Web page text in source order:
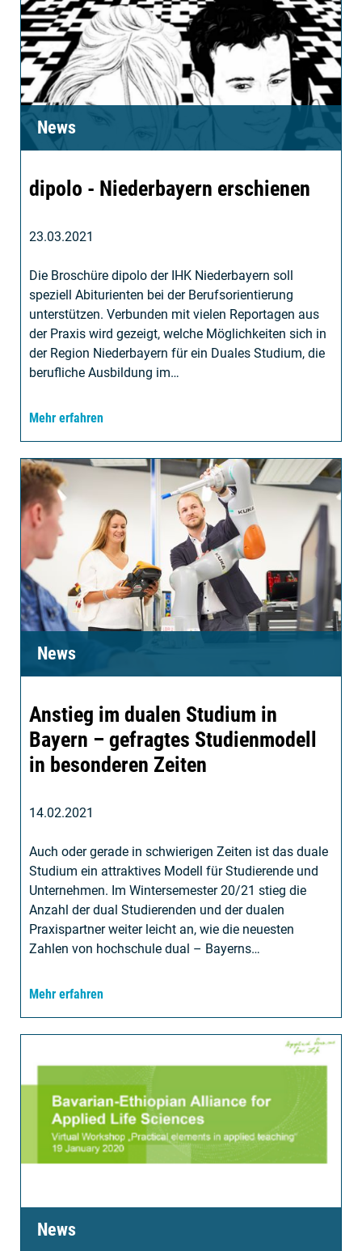
News
dipolo - Niederbayern erschienen
23.03.2021
Die Broschüre dipolo der IHK Niederbayern soll
speziell Abiturienten bei der Berufsorientierung
unterstützen. Verbunden mit vielen Reportagen aus
der Praxis wird gezeigt, welche Möglichkeiten sich in
der Region Niederbayern für ein Duales Studium, die
berufliche Ausbildung im…
Mehr erfahren
News
Anstieg im dualen Studium in
Bayern – gefragtes Studienmodell
in besonderen Zeiten
14.02.2021
Auch oder gerade in schwierigen Zeiten ist das duale
Studium ein attraktives Modell für Studierende und
Unternehmen. Im Wintersemester 20/21 stieg die
Anzahl der dual Studierenden und der dualen
Praxispartner weiter leicht an, wie die neuesten
Zahlen von hochschule dual – Bayerns…
Mehr erfahren
News